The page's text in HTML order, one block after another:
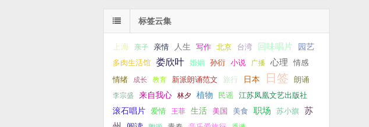
标签云集
上海 亲子 亲情 人生 写作 北京 台湾 回味唱片 园艺
多肉生活馆 娄欣叶 婚姻 孙衍 小说 广播 心理 情感
情绪 成长 教育 新派朗诵范文 旅行 日本 日签 朗诵
李宗盛 来自我心 林夕 植物 民谣
江苏凤凰文艺出版社
滚石唱片
爱情 王菲 生活 美国 美食 职场 苏小旗
苏